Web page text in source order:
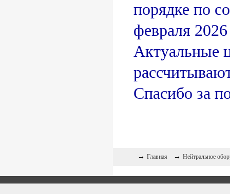
порядке по
февраля 2026
Актуальные
Спасибо за
→ Главная → Нейтральное